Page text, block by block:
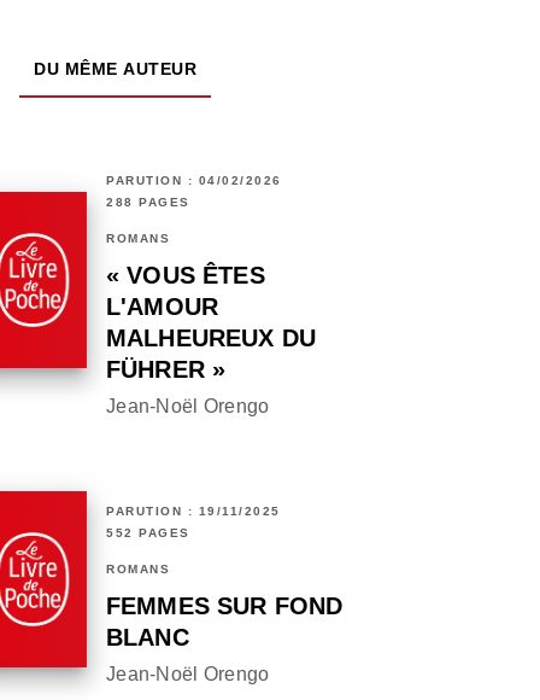
DU MÊME AUTEUR
PARUTION : 04/02/2026
288 PAGES
ROMANS
« VOUS ÊTES
L'AMOUR
MALHEUREUX DU
FÜHRER »
Jean-Noël Orengo
PARUTION : 19/11/2025
552 PAGES
ROMANS
FEMMES SUR FOND
BLANC
Jean-Noël Orengo